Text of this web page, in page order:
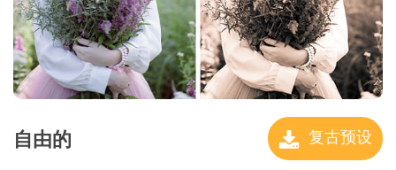
自由的 复古预设